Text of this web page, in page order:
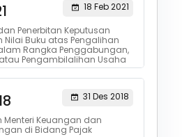
18 Feb 2021
Penerbitan Keputusan
Buku atas Pengalihan
Rangka Penggabungan,
atau Pengambilalihan Usaha
31 Des 2018
Menteri Keuangan dan
di Bidang Pajak